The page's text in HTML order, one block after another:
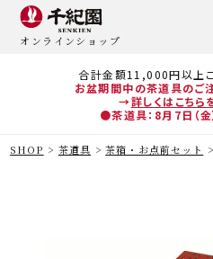
合計金額11,000円以上
お盆期間中の茶道具のご
→詳しくはこちら
●茶道具：8月7日（金
オンラインショップ
SHOP 茶道具 茶箱・お点前セット